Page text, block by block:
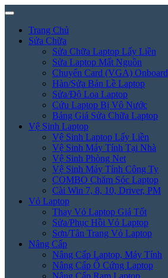
Trang Chủ
Sửa Chữa
Sửa Chữa Laptop Lấy Liền
Sửa Laptop Mất Nguồn
Chuyển Card (VGA) Onboard
Hàn/Sửa Bản Lề Laptop
Sửa/Độ Loa Laptop
Cứu Laptop Bị Vô Nước
Bảng Giá Sửa Chữa Laptop
Vệ Sinh Laptop
Vệ Sinh Laptop Lấy Liền
Vệ Sinh Máy Tính Tại Nhà
Vệ Sinh Phòng Net
Vệ Sinh Máy Tính Công Ty
COMBO Chăm Sóc Laptop
Cài Win 7, 8, 10, Driver, PM
Vỏ Laptop
Thay Vỏ Laptop Giá Tốt
Sửa/Phục Hồi Vỏ Laptop
Sơn/Tân Trang Vỏ Laptop
Nâng Cấp
Nâng Cấp Laptop, Máy Tính
Nâng Cấp Ổ Cứng Laptop
Nâng Cấp Ram Laptop